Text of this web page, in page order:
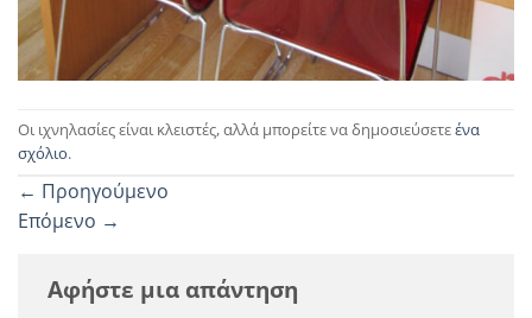
Οι ιχνηλασίες είναι κλειστές, αλλά μπορείτε να δημοσιεύσετεένα
σχόλιο.
← Προηγούμενο
Επόμενο →
Αφήστε μια απάντηση